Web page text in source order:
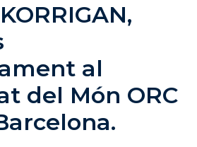
al
del Món ORC